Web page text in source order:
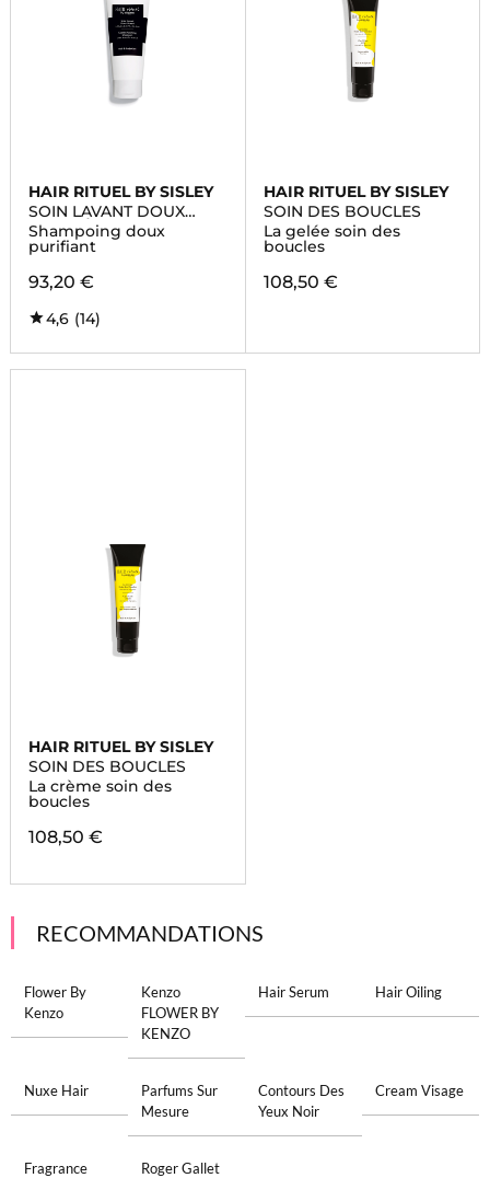
HAIR RITUEL BY SISLEY
SOIN LAVANT DOUX
PURETÉ
Shampoing doux
purifiant
93,20 €
4,6 (14)
HAIR RITUEL BY SISLEY
SOIN DES BOUCLES
La gelée soin des
boucles
108,50 €
HAIR RITUEL BY SISLEY
SOIN DES BOUCLES
La crème soin des
boucles
108,50 €
RECOMMANDATIONS
Flower By
Kenzo
Kenzo
FLOWER BY
KENZO
Hair Serum Hair Oiling
Nuxe Hair
Parfums Sur
Mesure
Contours Des
Yeux Noir
Cream Visage
Fragrance
Roger Gallet